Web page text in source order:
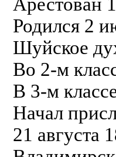
Родился 2
Шуйское
Во 2-м
В 3-м
Начал
21 августа